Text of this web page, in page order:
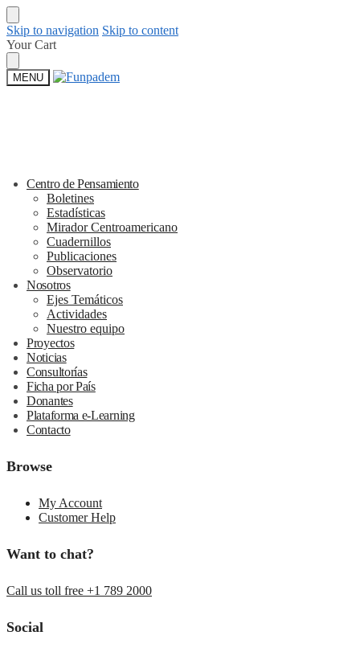
Skip to navigation Skip to content
Your Cart
MENU
Centro de Pensamiento
Boletines
Estadísticas
Mirador Centroamericano
Cuadernillos
Publicaciones
Observatorio
Nosotros
Ejes Temáticos
Actividades
Nuestro equipo
Proyectos
Noticias
Consultorías
Ficha por País
Donantes
Plataforma e-Learning
Contacto
Browse
My Account
Customer Help
Want to chat?
Call us toll free +1 789 2000
Social